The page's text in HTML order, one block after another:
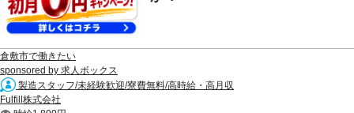
倉敷市で働きたい
sponsored by 求人ボックス
製造スタッフ/未経験歓迎/寮費無料/高時給・高月収
Fulfill株式会社